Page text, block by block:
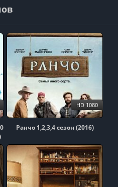
Ранчо 1,2,3,4 сезон (2016)
HD 1080